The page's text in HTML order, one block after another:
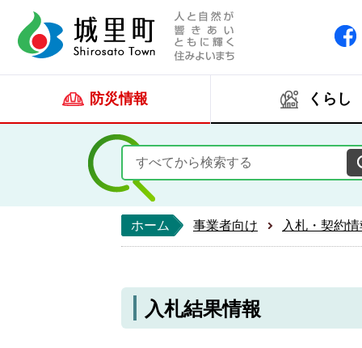
防災情報 くらし
ホーム 事業者向け 入札・契約
入札結果情報